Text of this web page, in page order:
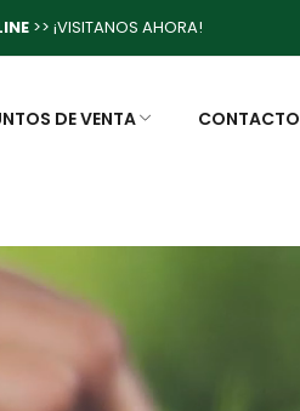
>> ¡VISITANOS AHORA!
DE VENTA CONTACTO